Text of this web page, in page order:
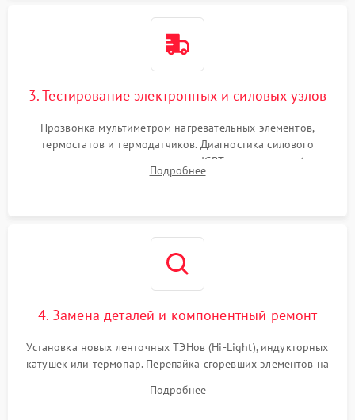
3. Тестирование электронных и силовых узлов
Прозвонка мультиметром нагревательных элементов,
термостатов и термодатчиков. Диагностика силового
модуля, реле, диодных мостов и IGBT-транзисторов (для
индукции). Проверка кранов и газ-контроля (для газовых
Подробнее
4. Замена деталей и компонентный ремонт
Установка новых ленточных ТЭНов (Hi-Light), индукторных
катушек или термопар. Перепайка сгоревших элементов на
дорожек. Очистка контактов и замена поврежденной
Подробнее